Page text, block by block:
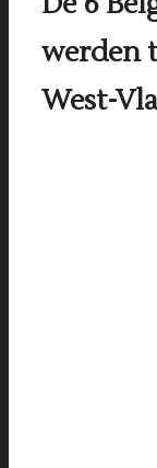
werden
West-